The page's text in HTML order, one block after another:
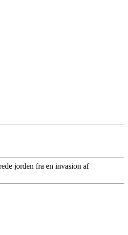
jorden fra en invasion af